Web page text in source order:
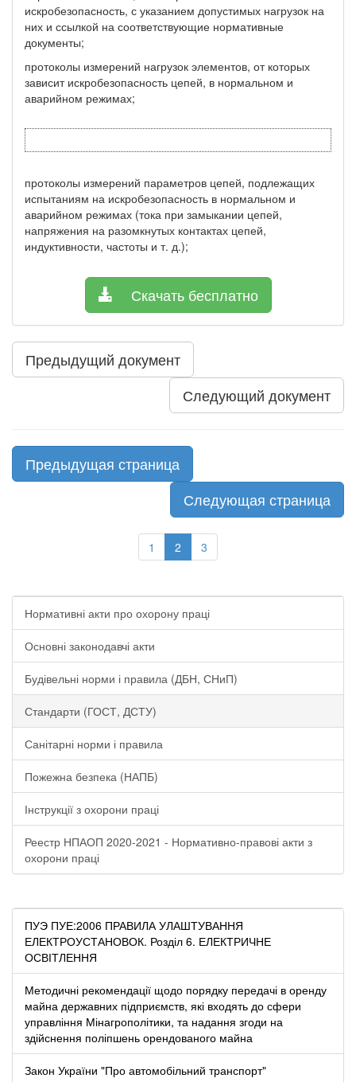
искробезопасность, с указанием допустимых нагрузок на
них и ссылкой на соответствующие нормативные
документы;
протоколы измерений нагрузок элементов, от которых
зависит искробезопасность цепей, в нормальном и
аварийном режимах;
протоколы измерений параметров цепей, подлежащих
испытаниям на искробезопасность в нормальном и
аварийном режимах (тока при замыкании цепей,
напряжения на разомкнутых контактах цепей,
индуктивности, частоты и т. д.);
Скачать бесплатно
Предыдущий документ
Следующий документ
Предыдущая страница
Следующая страница
1 2 3
Нормативні акти про охорону праці
Основні законодавчі акти
Будівельні норми і правила (ДБН, СНиП)
Стандарти (ГОСТ, ДСТУ)
Санітарні норми і правила
Пожежна безпека (НАПБ)
Інструкції з охорони праці
Реестр НПАОП 2020-2021 - Нормативно-правові акти з
охорони праці
ПУЭ ПУЕ:2006 ПРАВИЛА УЛАШТУВАННЯ
ЕЛЕКТРОУСТАНОВОК. Розділ 6. ЕЛЕКТРИЧНЕ
ОСВІТЛЕННЯ
Методичні рекомендації щодо порядку передачі в оренду
майна державних підприємств, які входять до сфери
управління Мінагрополітики, та надання згоди на
здійснення поліпшень орендованого майна
Закон України "Про автомобільний транспорт"